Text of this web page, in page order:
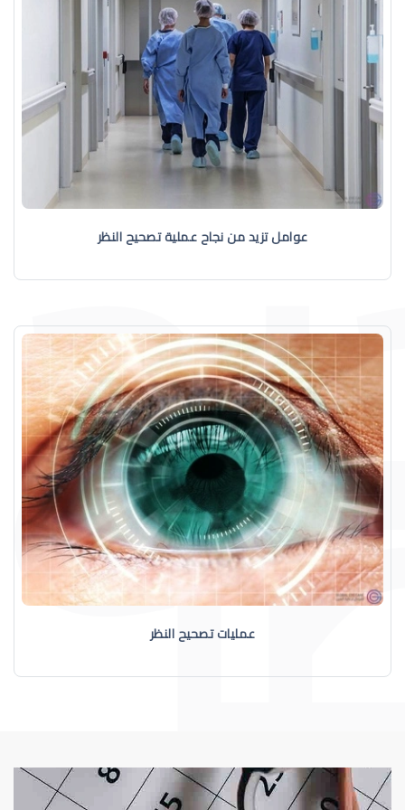
عوامل تزيد من نجاح عملية تصحيح النظر
عمليات تصحيح النظر